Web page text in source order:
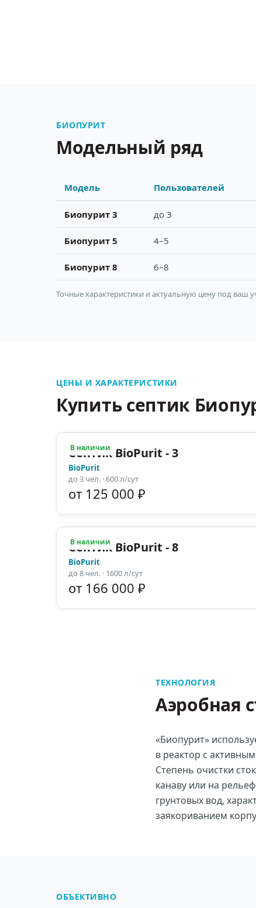
БИОПУРИТ
Модельный ряд
Модель Пользователей
Биопурит 3 до 3
Биопурит 5 4–5
Биопурит 8 6–8
Точные характеристики и актуальную цену под ваш
ЦЕНЫ И ХАРАКТЕРИСТИКИ
Купить септик
В наличии
Септик BioPurit - 3
BioPurit
до 3 чел. · 600 л/сут
от 125 000 ₽
В наличии
Септик BioPurit - 8
BioPurit
до 8 чел. · 1600 л/сут
от 166 000 ₽
ТЕХНОЛОГИЯ
Аэробная
«Биопурит»
в реактор с
Степень очистки
канаву или на
грунтовых вод,
заякориванием
ОБЪЕКТИВНО